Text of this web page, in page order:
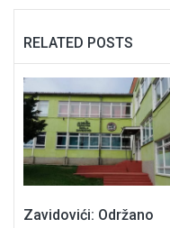
RELATED POSTS
Zavidovići: Održano